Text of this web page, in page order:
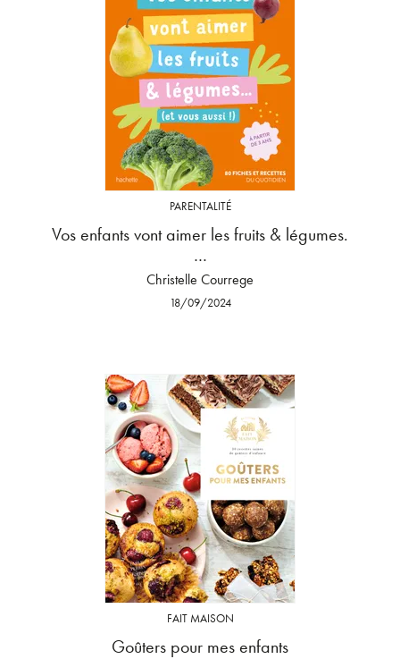
PARENTALITÉ
Vos enfants vont aimer les fruits & légumes.
…
Christelle Courrege
18/09/2024
FAIT MAISON
Goûters pour mes enfants